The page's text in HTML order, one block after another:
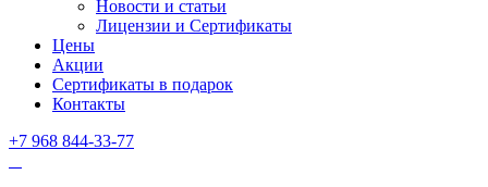
Новости и статьи
Лицензии и Сертификаты
Цены
Акции
Сертификаты в подарок
Контакты
+7 968 844-33-77